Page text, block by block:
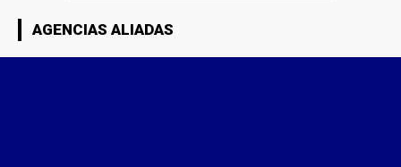
AGENCIAS ALIADAS